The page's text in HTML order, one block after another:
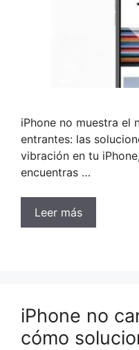
iPhone no muestra el
entrantes: las
vibración en tu
encuentras …
Leer más
iPhone no
cómo